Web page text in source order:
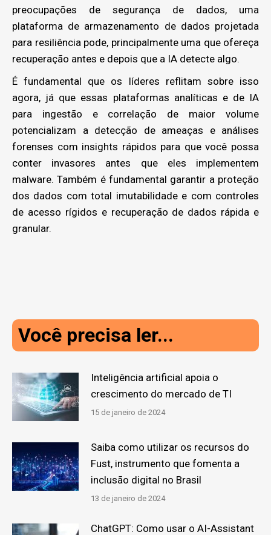
preocupações de segurança de dados, uma
plataforma de armazenamento de dados projetada
para resiliência pode, principalmente uma que ofereça
recuperação antes e depois que a IA detecte algo.
É fundamental que os líderes reflitam sobre isso
agora, já que essas plataformas analíticas e de IA
para ingestão e correlação de maior volume
potencializam a detecção de ameaças e análises
forenses com insights rápidos para que você possa
conter invasores antes que eles implementem
malware. Também é fundamental garantir a proteção
dos dados com total imutabilidade e com controles
de acesso rígidos e recuperação de dados rápida e
granular.
Você precisa ler...
Inteligência artificial apoia o
crescimento do mercado de TI
15 de janeiro de 2024
Saiba como utilizar os recursos do
Fust, instrumento que fomenta a
inclusão digital no Brasil
13 de janeiro de 2024
ChatGPT: Como usar o AI-Assistant